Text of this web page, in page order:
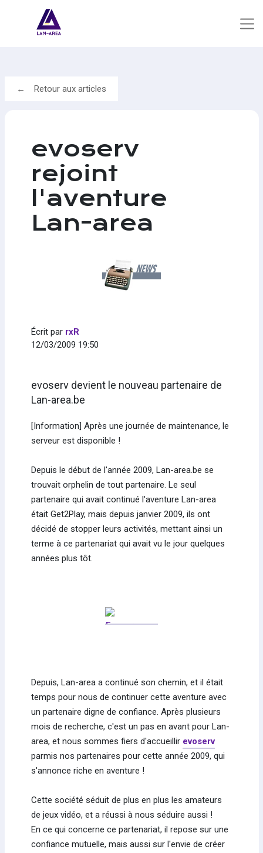
Retour aux articles
evoserv
rejoint
l'aventure
Lan-area
Écrit par rxR
12/03/2009 19:50
evoserv devient le nouveau partenaire de
Lan-area.be
[Information] Après une journée de maintenance, le
serveur est disponible !
Depuis le début de l'année 2009, Lan-area.be se
trouvait orphelin de tout partenaire. Le seul
partenaire qui avait continué l'aventure Lan-area
était Get2Play, mais depuis janvier 2009, ils ont
décidé de stopper leurs activités, mettant ainsi un
terme à ce partenariat qui avait vu le jour quelques
années plus tôt.
Depuis, Lan-area a continué son chemin, et il était
temps pour nous de continuer cette aventure avec
un partenaire digne de confiance. Après plusieurs
mois de recherche, c'est un pas en avant pour Lan-
area, et nous sommes fiers d'accueillir evoserv
parmis nos partenaires pour cette année 2009, qui
s'annonce riche en aventure !
Cette société séduit de plus en plus les amateurs
de jeux vidéo, et a réussi à nous séduire aussi !
En ce qui concerne ce partenariat, il repose sur une
confiance mutuelle, mais aussi sur l'envie de créer